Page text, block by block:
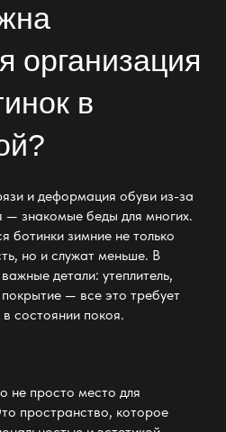
организация
в
и деформация обуви из-за
— знакомые беды для многих.
ботинки зимние не только
но и служат меньше. В
детали: утеплитель,
— все это требует
состоянии покоя.
не просто место для
пространство, которое